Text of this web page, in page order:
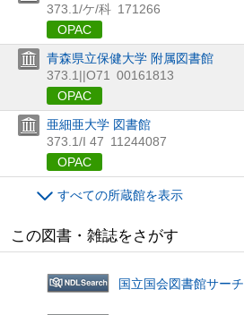
373.1/ケ/科 171266
OPAC
青森県立保健大学 附属図書館
373.1||O71
00161813
OPAC
亜細亜大学 図書館
373.1/I 47 11244087
OPAC
すべての所蔵館を表示
この図書・雑誌をさがす
国立国会図書館サーチ